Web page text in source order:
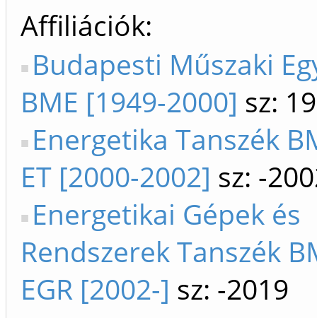
Affiliációk
Budapesti Műszaki
BME [1949-2000] sz:
Energetika Tanszék
ET [2000-2002] sz: -
Energetikai Gépek és
Rendszerek Tanszék
EGR [2002-] sz: -2019